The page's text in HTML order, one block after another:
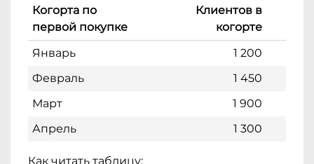
Когорта по
первой покупке
Клиентов в
когорте
Январь
1 200
Февраль
1 450
Март
1 900
Апрель
1 300
Как читать таблицу: